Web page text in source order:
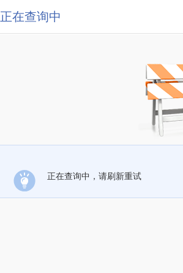
正在查询中
正在查询中，请刷新重试